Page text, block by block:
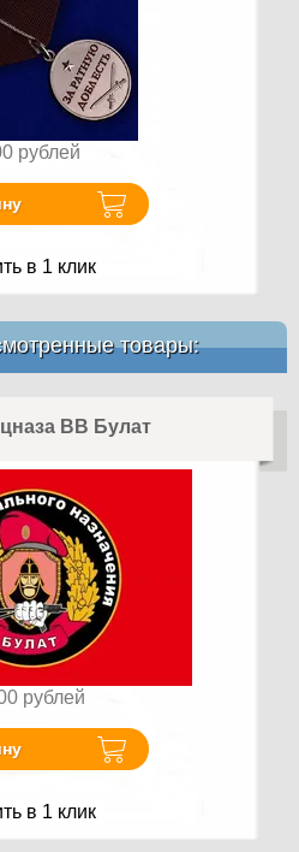
рублей
в 1 клик
товары:
ВВ Булат
рублей
в 1 клик